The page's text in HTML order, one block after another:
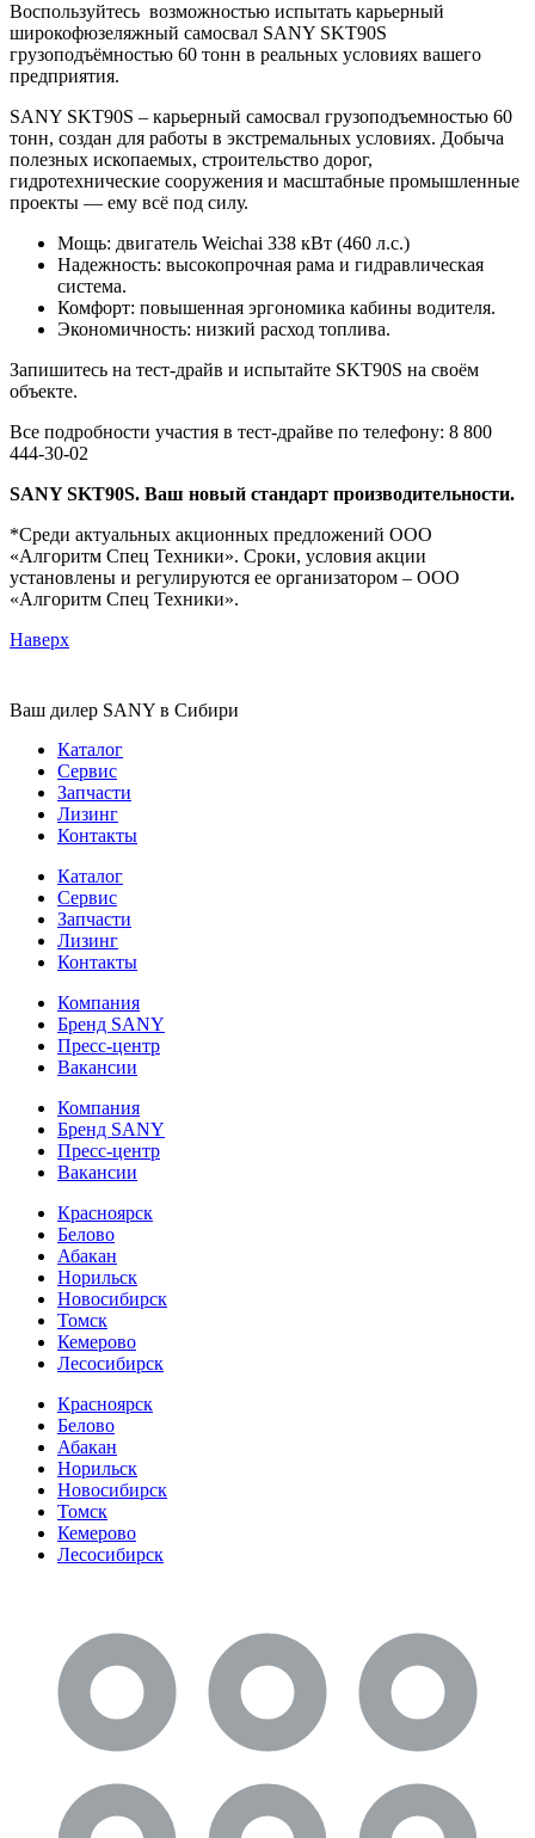
Воспользуйтесь возможностью испытать карьерный
широкофюзеляжный самосвал SANY SKT90S
грузоподъёмностью 60 тонн в реальных условиях вашего
предприятия.
SANY SKT90S – карьерный самосвал грузоподъемностью 60
тонн, создан для работы в экстремальных условиях. Добыча
полезных ископаемых, строительство дорог,
гидротехнические сооружения и масштабные промышленные
проекты — ему всё под силу.
Мощь: двигатель Weichai 338 кВт (460 л.с.)
Надежность: высокопрочная рама и гидравлическая
система.
Комфорт: повышенная эргономика кабины водителя.
Экономичность: низкий расход топлива.
Запишитесь на тест-драйв и испытайте SKT90S на своём
объекте.
Все подробности участия в тест-драйве по телефону: 8 800
444-30-02
SANY SKT90S. Ваш новый стандарт производительности.
*Среди актуальных акционных предложений ООО
«Алгоритм Спец Техники». Сроки, условия акции
установлены и регулируются ее организатором – ООО
«Алгоритм Спец Техники».
Наверх
Ваш дилер SANY в Сибири
Каталог
Сервис
Запчасти
Лизинг
Контакты
Каталог
Сервис
Запчасти
Лизинг
Контакты
Компания
Бренд SANY
Пресс-центр
Вакансии
Компания
Бренд SANY
Пресс-центр
Вакансии
Красноярск
Белово
Абакан
Норильск
Новосибирск
Томск
Кемерово
Лесосибирск
Красноярск
Белово
Абакан
Норильск
Новосибирск
Томск
Кемерово
Лесосибирск